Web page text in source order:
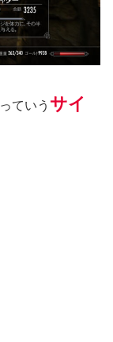
っていう サイ